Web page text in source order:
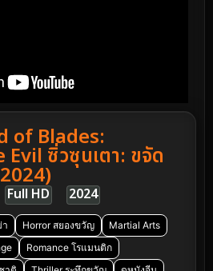
of Blades:
ซิ่วซุนเตา: ขจัด
Full HD 2024
า Horror สยองขวัญ
Martial Arts
Romance โรแมนติก